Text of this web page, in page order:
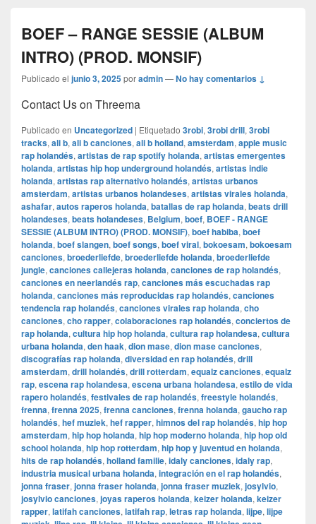
BOEF – RANGE SESSIE (ALBUM
INTRO) (PROD. MONSIF)
Publicado el junio 3, 2025poradmin—No hay comentarios ↓
Contact Us on Threema
Publicado en Uncategorized | Etiquetado 3robi, 3robi drill, 3robi
tracks, ali b, ali b canciones, ali b holland, amsterdam, apple music
rap holandés, artistas de rap spotify holanda, artistas emergentes
holanda, artistas hip hop underground holandés, artistas indie
holanda, artistas rap alternativo holandés, artistas urbanos
amsterdam, artistas urbanos holandeses, artistas virales holanda,
ashafar, autos raperos holanda, batallas de rap holanda, beats drill
holandeses, beats holandeses, Belgium, boef, BOEF - RANGE
SESSIE (ALBUM INTRO) (PROD. MONSIF), boef habiba, boef
holanda, boef slangen, boef songs, boef viral, bokoesam, bokoesam
canciones, broederliefde, broederliefde holanda, broederliefde
jungle, canciones callejeras holanda, canciones de rap holandés,
canciones en neerlandés rap, canciones más escuchadas rap
holanda, canciones más reproducidas rap holandés, canciones
tendencia rap holandés, canciones virales rap holanda, cho
canciones, cho rapper, colaboraciones rap holandés, conciertos de
rap holanda, cultura hip hop holanda, cultura rap holandesa, cultura
urbana holanda, den haak, dion mase, dion mase canciones,
discografías rap holanda, diversidad en rap holandés, drill
amsterdam, drill holandés, drill rotterdam, equalz canciones, equalz
rap, escena rap holandesa, escena urbana holandesa, estilo de vida
rapero holandés, festivales de rap holandés, freestyle holandés,
frenna, frenna 2025, frenna canciones, frenna holanda, gaucho rap
holandés, hef muziek, hef rapper, himnos del rap holandés, hip hop
amsterdam, hip hop holanda, hip hop moderno holanda, hip hop old
school holanda, hip hop rotterdam, hip hop y juventud en holanda,
hits de rap holandés, holland familie, idaly canciones, idaly rap,
industria musical urbana holanda, integración en el rap holandés,
jonna fraser, jonna fraser holanda, jonna fraser muziek, josylvio,
josylvio canciones, joyas raperos holanda, keizer holanda, keizer
rapper, latifah canciones, latifah rap, letras rap holanda, lijpe, lijpe